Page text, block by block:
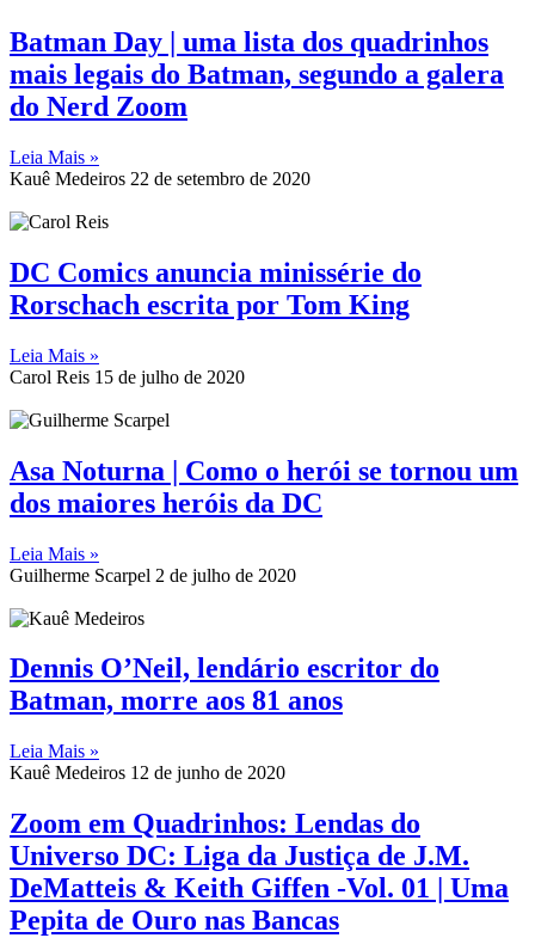
Batman Day | uma lista dos quadrinhos
mais legais do Batman, segundo a galera
do Nerd Zoom
Leia Mais »
Kauê Medeiros 22 de setembro de 2020
DC Comics anuncia minissérie do
Rorschach escrita por Tom King
Leia Mais »
Carol Reis 15 de julho de 2020
Asa Noturna | Como o herói se tornou um
dos maiores heróis da DC
Leia Mais »
Guilherme Scarpel 2 de julho de 2020
Dennis O’Neil, lendário escritor do
Batman, morre aos 81 anos
Leia Mais »
Kauê Medeiros 12 de junho de 2020
Zoom em Quadrinhos: Lendas do
Universo DC: Liga da Justiça de J.M.
DeMatteis & Keith Giffen -Vol. 01 | Uma
Pepita de Ouro nas Bancas